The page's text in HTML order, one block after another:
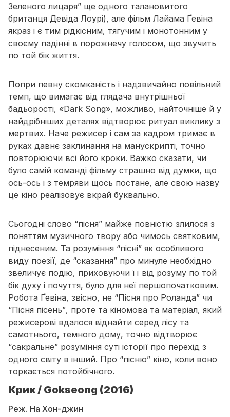
Зеленого лицаря” ще одного талановитого
британця Девіда Лоурі), але фільм Лайама Ґевіна
якраз і є тим рідкісним, тягучим і монотонним у
своєму падінні в порожнечу голосом, що звучить
по той бік життя.
Попри певну скомканість і надзвичайно повільний
темп, що вимагає від глядача внутрішньої
бадьорості, «Dark Song», можливо, найточніше й у
найдрібніших деталях відтворює ритуал виклику з
мертвих. Наче режисер і сам за кадром тримає в
руках давнє заклинання на манускрипті, точно
повторюючи всі його кроки. Важко сказати, чи
було самій команді фільму страшно від думки, що
ось-ось і з темряви щось постане, але свою назву
це кіно реалізовує вкрай буквально.
Сьогодні слово “пісня” майже повністю злилося з
поняттям музичного твору або чимось святковим,
піднесеним. Та розуміння “пісні” як особливого
виду поезії, де “сказання” про минуле необхідно
звеличує подію, приховуючи її від розуму по той
бік духу і почуття, було для неї першопочатковим.
Робота Ґевіна, звісно, не “Пісня про Роланда” чи
“Пісня пісень”, проте та кіномова та матеріал, який
режисерові вдалося віднайти серед лісу та
самотнього, темного дому, точно відтворює
“сакральне” розуміння суті історії про перехід з
одного світу в інший. Про “пісню” кіно, коли воно
торкається потойбічного.
Крик / Gokseong (2016)
Реж. На Хон-джин